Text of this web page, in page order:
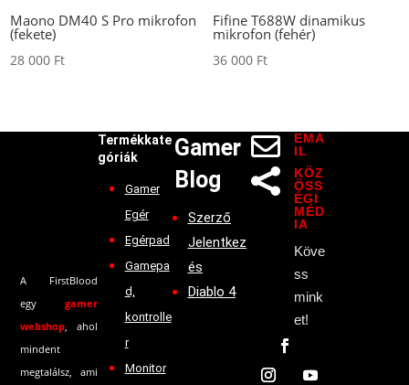
Maono DM40 S Pro mikrofon
(fekete)
28 000 Ft
Fifine T688W dinamikus
mikrofon (fehér)
36 000 Ft
A FirstBlood
egy gamer
webshop , ahol
mindent
megtalálsz, ami
Termékkate
góriák
Gamer
Egér
Egérpad
Gamepa
d,
kontrolle
r
Monitor
Gamer
Blog
Szerző
Jelentkez
és
Diablo 4

EMA
IL

KÖZ
ÖSS
ÉGI
MÉD
IA
Köve
ss
mink
et!